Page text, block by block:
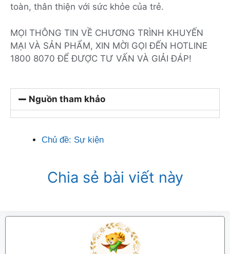
toàn, thân thiện với sức khỏe của trẻ.
MỌI THÔNG TIN VỀ CHƯƠNG TRÌNH KHUYẾN
MẠI VÀ SẢN PHẨM, XIN MỜI GỌI ĐẾN HOTLINE
1800 8070 ĐỂ ĐƯỢC TƯ VẤN VÀ GIẢI ĐÁP!
Nguồn tham khảo
Chủ đề: Sự kiện
Chia sẻ bài viết này